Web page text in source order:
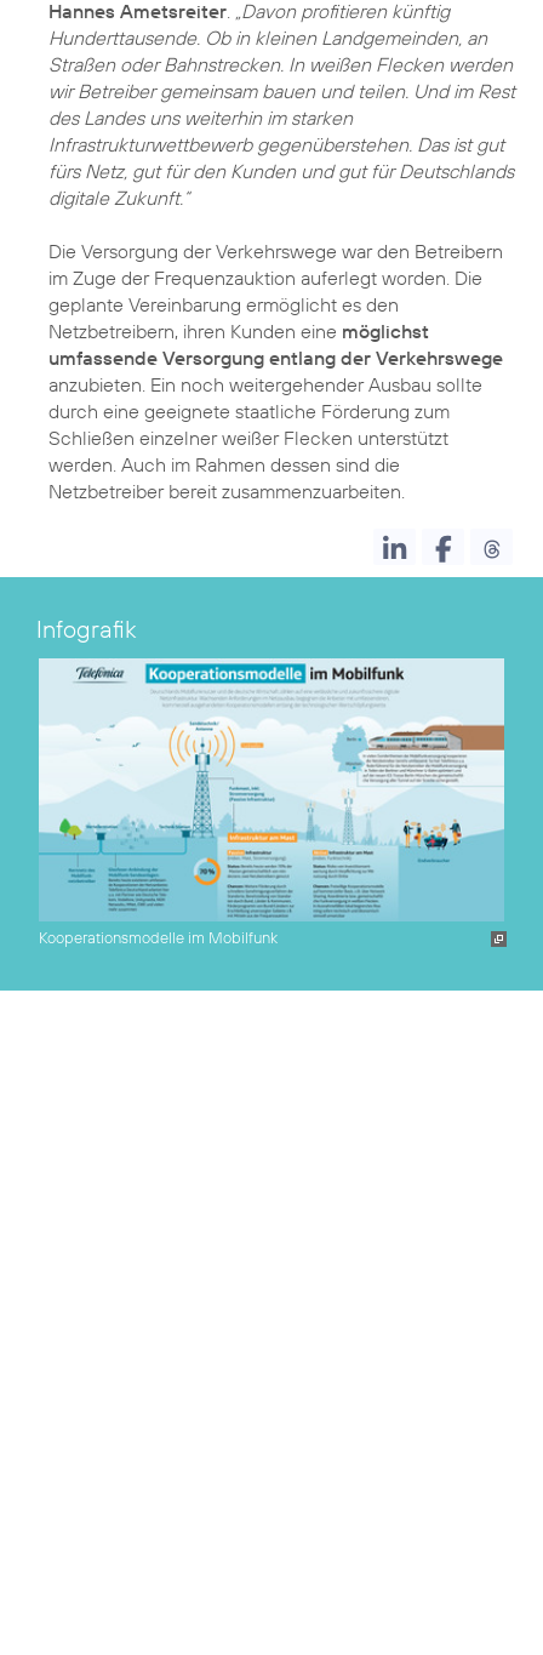
Hannes Ametsreiter. „Davon profitieren künftig
Hunderttausende. Ob in kleinen Landgemeinden, an
Straßen oder Bahnstrecken. In weißen Flecken werden
wir Betreiber gemeinsam bauen und teilen. Und im Rest
des Landes uns weiterhin im starken
Infrastrukturwettbewerb gegenüberstehen. Das ist gut
fürs Netz, gut für den Kunden und gut für Deutschlands
digitale Zukunft.“
Die Versorgung der Verkehrswege war den Betreibern
im Zuge der Frequenzauktion auferlegt worden. Die
geplante Vereinbarung ermöglicht es den
Netzbetreibern, ihren Kunden eine möglichst
umfassende Versorgung entlang der Verkehrswege
anzubieten. Ein noch weitergehender Ausbau sollte
durch eine geeignete staatliche Förderung zum
Schließen einzelner weißer Flecken unterstützt
werden. Auch im Rahmen dessen sind die
Netzbetreiber bereit zusammenzuarbeiten.
Infografik
Kooperationsmodelle im Mobilfunk